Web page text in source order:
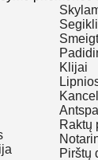
Klijai
Raktų
Pirštų